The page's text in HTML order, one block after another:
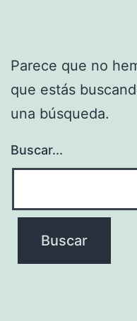
Parece que no
que estás
una búsqueda.
Buscar...